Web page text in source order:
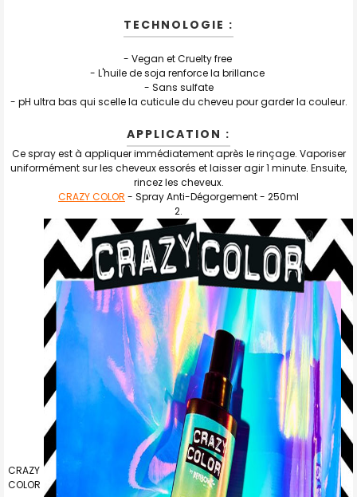
TECHNOLOGIE :
- Vegan et Cruelty free
- L'huile de soja renforce la brillance
- Sans sulfate
- pH ultra bas qui scelle la cuticule du cheveu pour garder la couleur.
APPLICATION :
Ce spray est à appliquer immédiatement après le rinçage. Vaporiser
uniformément sur les cheveux essorés et laisser agir 1 minute. Ensuite,
rincez les cheveux.
CRAZY COLOR - Spray Anti-Dégorgement - 250ml
CRAZY
COLOR